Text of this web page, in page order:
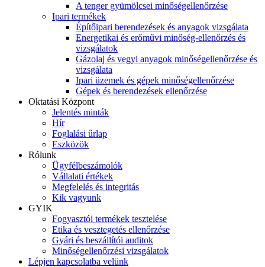
A tenger gyümölcsei minőségellenőrzése
Ipari termékek
Építőipari berendezések és anyagok vizsgálata
Energetikai és erőművi minőség-ellenőrzés és
vizsgálatok
Gázolaj és vegyi anyagok minőségellenőrzése és
vizsgálata
Ipari üzemek és gépek minőségellenőrzése
Gépek és berendezések ellenőrzése
Oktatási Központ
Jelentés minták
Hír
Foglalási űrlap
Eszközök
Rólunk
Ügyfélbeszámolók
Vállalati értékek
Megfelelés és integritás
Kik vagyunk
GYIK
Fogyasztói termékek tesztelése
Etika és vesztegetés ellenőrzése
Gyári és beszállítói auditok
Minőségellenőrzési vizsgálatok
Lépjen kapcsolatba velünk